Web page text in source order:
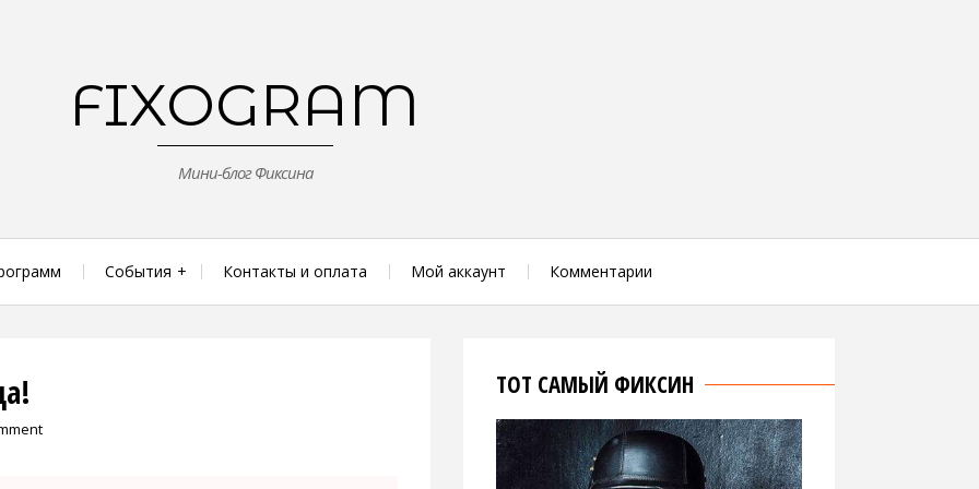
FIXOGRAM
Мини-блог Фиксина
События Контакты и оплата Мой аккаунт Комментарии
ТОТ САМЫЙ ФИКСИН